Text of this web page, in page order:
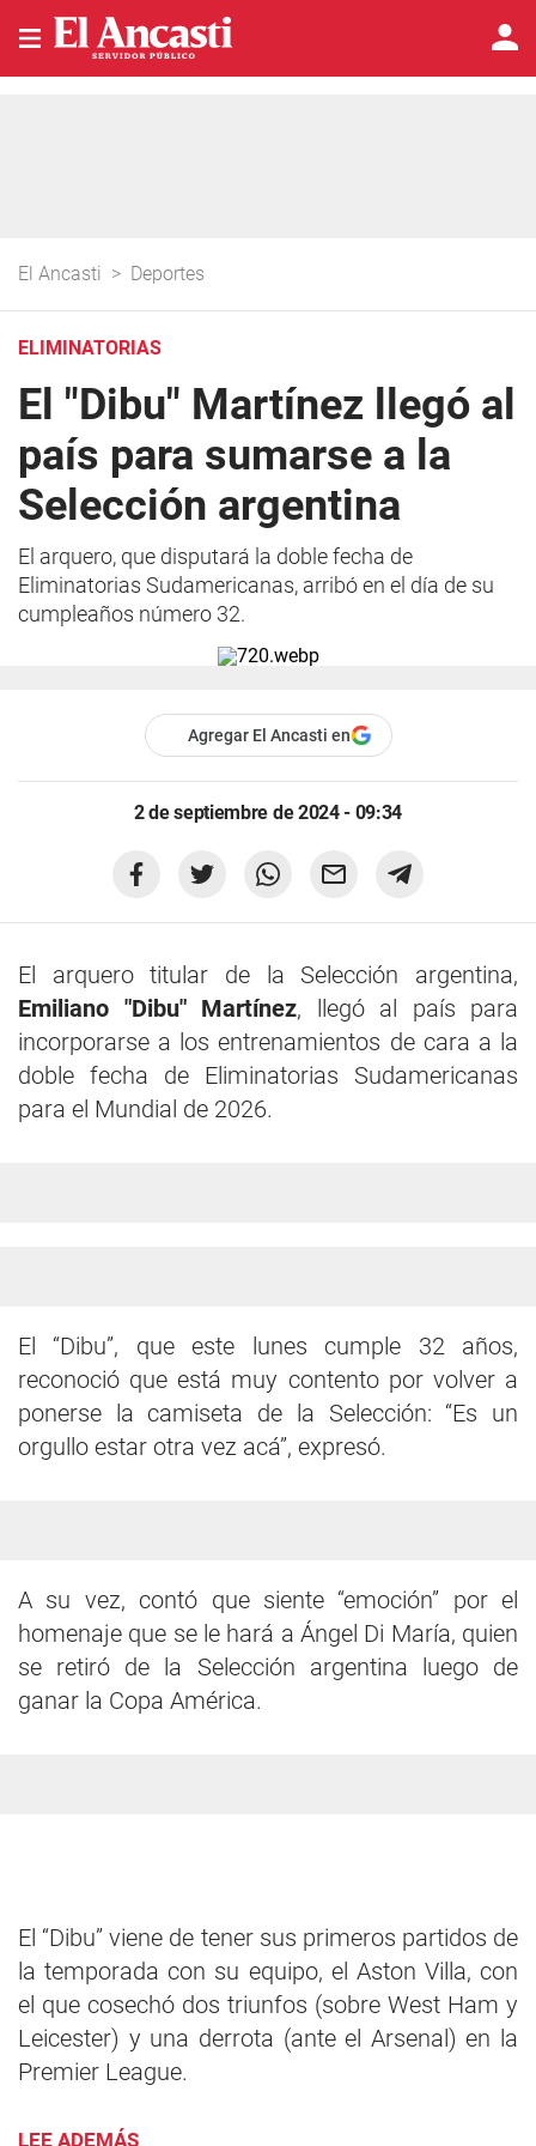
El Ancasti > Deportes
ELIMINATORIAS
El "Dibu" Martínez llegó al
país para sumarse a la
Selección argentina
El arquero, que disputará la doble fecha de
Eliminatorias Sudamericanas, arribó en el día de su
cumpleaños número 32.
Agregar El Ancasti en
2 de septiembre de 2024 - 09:34
El arquero titular de la Selección argentina,
Emiliano "Dibu" Martínez, llegó al país para
incorporarse a los entrenamientos de cara a la
doble fecha de Eliminatorias Sudamericanas
para el Mundial de 2026.
El “Dibu”, que este lunes cumple 32 años,
reconoció que está muy contento por volver a
ponerse la camiseta de la Selección: “Es un
orgullo estar otra vez acá”, expresó.
A su vez, contó que siente “emoción” por el
homenaje que se le hará a Ángel Di María, quien
se retiró de la Selección argentina luego de
ganar la Copa América.
El “Dibu” viene de tener sus primeros partidos de
la temporada con su equipo, el Aston Villa, con
el que cosechó dos triunfos (sobre West Ham y
Leicester) y una derrota (ante el Arsenal) en la
Premier League.
LEE ADEMÁS